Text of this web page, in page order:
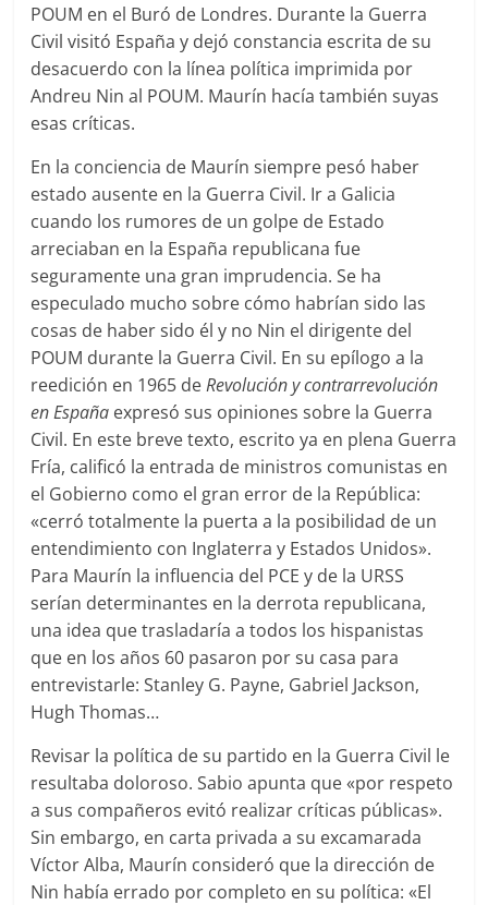
POUM en el Buró de Londres. Durante la Guerra
Civil visitó España y dejó constancia escrita de su
desacuerdo con la línea política imprimida por
Andreu Nin al POUM. Maurín hacía también suyas
esas críticas.
En la conciencia de Maurín siempre pesó haber
estado ausente en la Guerra Civil. Ir a Galicia
cuando los rumores de un golpe de Estado
arreciaban en la España republicana fue
seguramente una gran imprudencia. Se ha
especulado mucho sobre cómo habrían sido las
cosas de haber sido él y no Nin el dirigente del
POUM durante la Guerra Civil. En su epílogo a la
reedición en 1965 deRevolución y contrarrevolución
en España expresó sus opiniones sobre la Guerra
Civil. En este breve texto, escrito ya en plena Guerra
Fría, calificó la entrada de ministros comunistas en
el Gobierno como el gran error de la República:
«cerró totalmente la puerta a la posibilidad de un
entendimiento con Inglaterra y Estados Unidos».
Para Maurín la influencia del PCE y de la URSS
serían determinantes en la derrota republicana,
una idea que trasladaría a todos los hispanistas
que en los años 60 pasaron por su casa para
entrevistarle: Stanley G. Payne, Gabriel Jackson,
Hugh Thomas…
Revisar la política de su partido en la Guerra Civil le
resultaba doloroso. Sabio apunta que «por respeto
a sus compañeros evitó realizar críticas públicas».
Sin embargo, en carta privada a su excamarada
Víctor Alba, Maurín consideró que la dirección de
Nin había errado por completo en su política: «El